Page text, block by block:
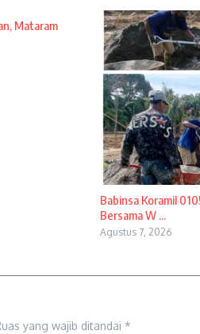
Mataram
Babinsa Koramil
Bersama W ...
Agustus 7, 2026
yang wajib ditandai *